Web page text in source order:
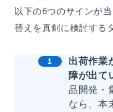
以下の6つのサインが
替えを真剣に検討する
出荷作業
障が出て
品開発・
なら、本